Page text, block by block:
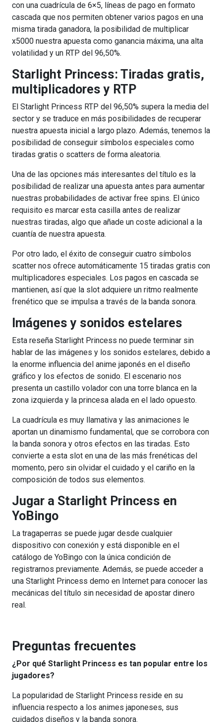
con una cuadrícula de 6×5, líneas de pago en formato
cascada que nos permiten obtener varios pagos en una
misma tirada ganadora, la posibilidad de multiplicar
x5000 nuestra apuesta como ganancia máxima, una alta
volatilidad y un RTP del 96,50%.
Starlight Princess: Tiradas gratis,
multiplicadores y RTP
El Starlight Princess RTP del 96,50% supera la media del
sector y se traduce en más posibilidades de recuperar
nuestra apuesta inicial a largo plazo. Además, tenemos la
posibilidad de conseguir símbolos especiales como
tiradas gratis o scatters de forma aleatoria.
Una de las opciones más interesantes del título es la
posibilidad de realizar una apuesta antes para aumentar
nuestras probabilidades de activar free spins. El único
requisito es marcar esta casilla antes de realizar
nuestras tiradas, algo que añade un coste adicional a la
cuantía de nuestra apuesta.
Por otro lado, el éxito de conseguir cuatro símbolos
scatter nos ofrece automáticamente 15 tiradas gratis con
multiplicadores especiales. Los pagos en cascada se
mantienen, así que la slot adquiere un ritmo realmente
frenético que se impulsa a través de la banda sonora.
Imágenes y sonidos estelares
Esta reseña Starlight Princess no puede terminar sin
hablar de las imágenes y los sonidos estelares, debido a
la enorme influencia del anime japonés en el diseño
gráfico y los efectos de sonido. El escenario nos
presenta un castillo volador con una torre blanca en la
zona izquierda y la princesa alada en el lado opuesto.
La cuadrícula es muy llamativa y las animaciones le
aportan un dinamismo fundamental, que se corrobora con
la banda sonora y otros efectos en las tiradas. Esto
convierte a esta slot en una de las más frenéticas del
momento, pero sin olvidar el cuidado y el cariño en la
composición de todos sus elementos.
Jugar a Starlight Princess en
YoBingo
La tragaperras se puede jugar desde cualquier
dispositivo con conexión y está disponible en el
catálogo de YoBingo con la única condición de
registrarnos previamente. Además, se puede acceder a
una Starlight Princess demo en Internet para conocer las
mecánicas del título sin necesidad de apostar dinero
real.
Preguntas frecuentes
¿Por qué Starlight Princess es tan popular entre los
jugadores?
La popularidad de Starlight Princess reside en su
influencia respecto a los animes japoneses, sus
cuidados diseños y la banda sonora.